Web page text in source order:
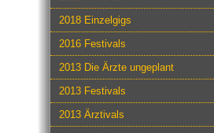
2018 Einzelgigs
2016 Festivals
2013 Die Ärzte ungeplant
2013 Festivals
2013 Ärztivals